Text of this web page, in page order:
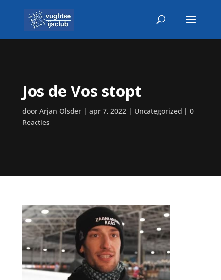
Jos de Vos stopt
door Arjan Olsder| apr 7, 2022| Uncategorized | 0
Reacties